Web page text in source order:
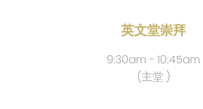
英文堂崇拜
9:30am - 10:45am
(主堂 )